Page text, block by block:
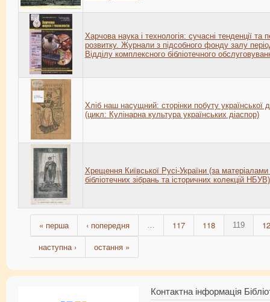
Харчова наука і технологія: сучасні тенденції та
розвитку. Журнали з підсобного фонду залу
Відділу комплексного бібліотечного
Хліб наш насущний: сторінки побуту української
(цикл: Кулінарна культура українських діаспор)
Хрещення Київської Русі-України (за матеріалами
бібліотечних зібрань та історичних колекцій НБУВ)
« перша ‹ попередня 117 118 119
наступна ›
остання »
Контактна інформація